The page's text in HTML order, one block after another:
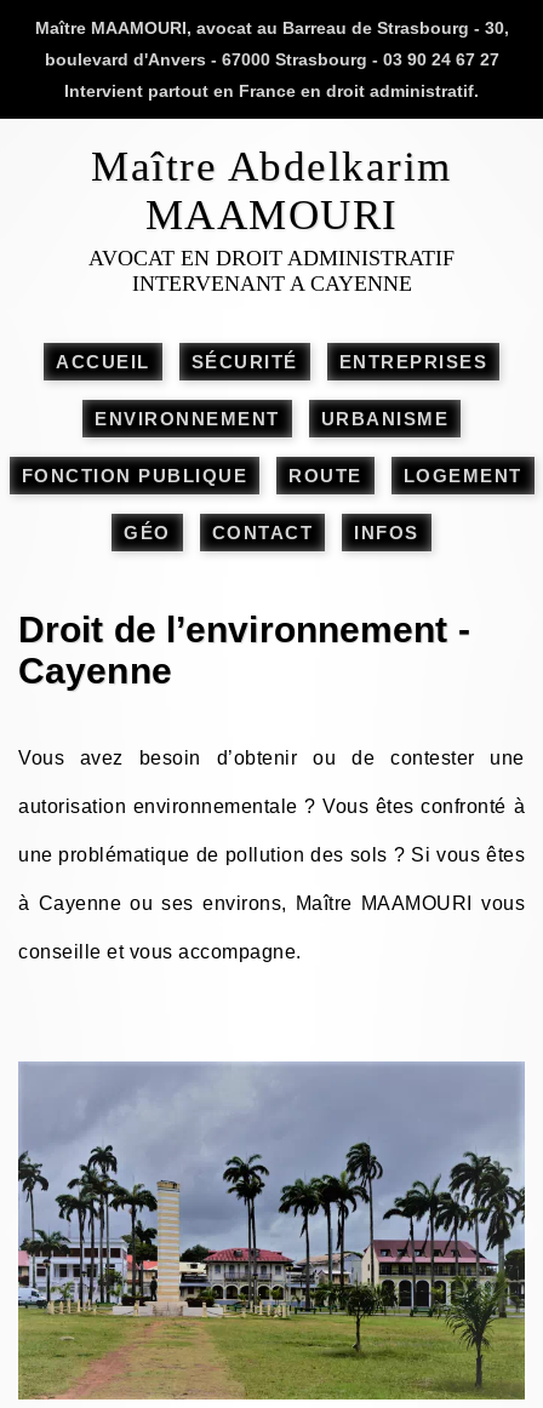
Maître MAAMOURI, avocat au Barreau de Strasbourg - 30,
boulevard d'Anvers - 67000 Strasbourg - 03 90 24 67 27
Intervient partout en France en droit administratif.
Maître Abdelkarim
MAAMOURI
AVOCAT EN DROIT ADMINISTRATIF
INTERVENANT A CAYENNE
ACCUEIL SÉCURITÉ ENTREPRISES
ENVIRONNEMENT URBANISME
FONCTION PUBLIQUE ROUTE LOGEMENT
GÉO CONTACT INFOS
Droit de l’environnement -
Cayenne
Vous avez besoin d’obtenir ou de contester une
autorisation environnementale ? Vous êtes confronté à
une problématique de pollution des sols ? Si vous êtes
à Cayenne ou ses environs, Maître MAAMOURI vous
conseille et vous accompagne.